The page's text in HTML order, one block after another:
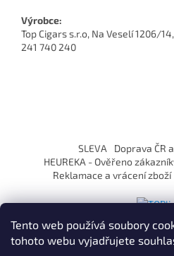
Tento web používá soubory
tohoto webu vyjadřujete
Výrobce:
Top Cigars s.r.o, Na Veselí 1206/
241 740 240
í
SLEVA Doprava ČR
HEUREKA - Ověřeno
Reklamace a vrácení zboží